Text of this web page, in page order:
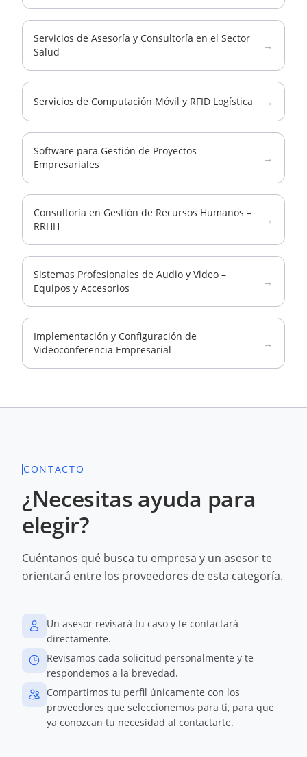
Servicios de Asesoría y Consultoría en el Sector
Salud
→
Servicios de Computación Móvil y RFID Logística →
Software para Gestión de Proyectos
Empresariales
→
Consultoría en Gestión de Recursos Humanos –
RRHH
→
Sistemas Profesionales de Audio y Video –
Equipos y Accesorios
→
Implementación y Configuración de
Videoconferencia Empresarial
→
CONTACTO
¿Necesitas ayuda para
elegir?
Cuéntanos qué busca tu empresa y un asesor te
orientará entre los proveedores de esta categoría.
Un asesor revisará tu caso y te contactará
directamente.
Revisamos cada solicitud personalmente y te
respondemos a la brevedad.
Compartimos tu perfil únicamente con los
proveedores que seleccionemos para ti, para que
ya conozcan tu necesidad al contactarte.